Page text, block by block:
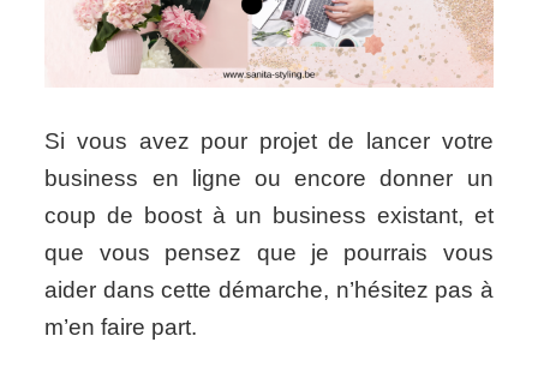
Si vous avez pour projet de lancer votre
business en ligne ou encore donner un
coup de boost à un business existant, et
que vous pensez que je pourrais vous
aider dans cette démarche, n’hésitez pas à
m’en faire part.